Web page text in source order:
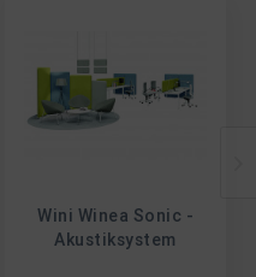
Wini Winea Sonic -
Akustiksystem